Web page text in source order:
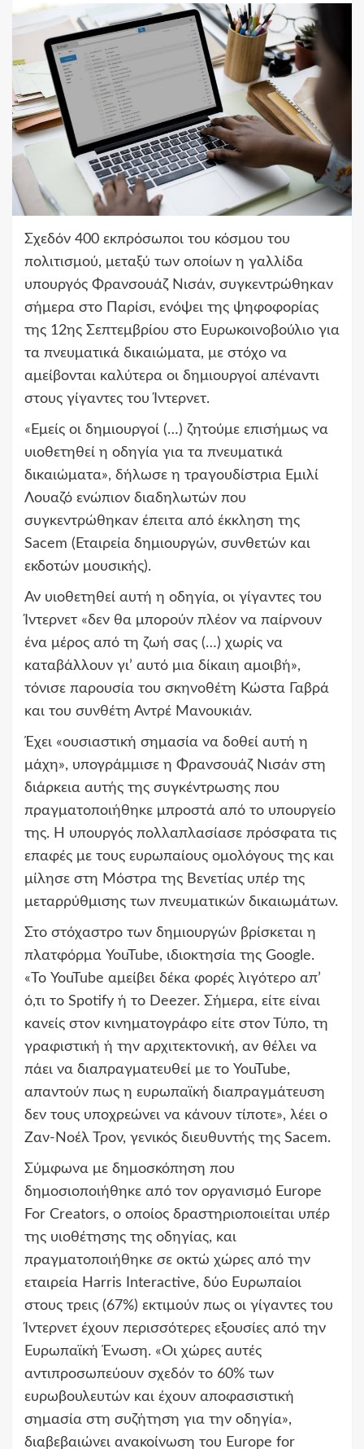
Σχεδόν 400 εκπρόσωποι του κόσμου του
πολιτισμού, μεταξύ των οποίων η γαλλίδα
υπουργός Φρανσουάζ Νισάν, συγκεντρώθηκαν
σήμερα στο Παρίσι, ενόψει της ψηφοφορίας
της 12ης Σεπτεμβρίου στο Ευρωκοινοβούλιο για
τα πνευματικά δικαιώματα, με στόχο να
αμείβονται καλύτερα οι δημιουργοί απέναντι
στους γίγαντες του Ίντερνετ.
«Εμείς οι δημιουργοί (…) ζητούμε επισήμως να
υιοθετηθεί η οδηγία για τα πνευματικά
δικαιώματα», δήλωσε η τραγουδίστρια Εμιλί
Λουαζό ενώπιον διαδηλωτών που
συγκεντρώθηκαν έπειτα από έκκληση της
Sacem (Εταιρεία δημιουργών, συνθετών και
εκδοτών μουσικής).
Αν υιοθετηθεί αυτή η οδηγία, οι γίγαντες του
Ίντερνετ «δεν θα μπορούν πλέον να παίρνουν
ένα μέρος από τη ζωή σας (…) χωρίς να
καταβάλλουν γι’ αυτό μια δίκαιη αμοιβή»,
τόνισε παρουσία του σκηνοθέτη Κώστα Γαβρά
και του συνθέτη Αντρέ Μανουκιάν.
Έχει «ουσιαστική σημασία να δοθεί αυτή η
μάχη», υπογράμμισε η Φρανσουάζ Νισάν στη
διάρκεια αυτής της συγκέντρωσης που
πραγματοποιήθηκε μπροστά από το υπουργείο
της. Η υπουργός πολλαπλασίασε πρόσφατα τις
επαφές με τους ευρωπαίους ομολόγους της και
μίλησε στη Μόστρα της Βενετίας υπέρ της
μεταρρύθμισης των πνευματικών δικαιωμάτων.
Στο στόχαστρο των δημιουργών βρίσκεται η
πλατφόρμα YouTube, ιδιοκτησία της Google.
«Το YouTube αμείβει δέκα φορές λιγότερο απ’
ό,τι το Spotify ή το Deezer. Σήμερα, είτε είναι
κανείς στον κινηματογράφο είτε στον Τύπο, τη
γραφιστική ή την αρχιτεκτονική, αν θέλει να
πάει να διαπραγματευθεί με το YouTube,
απαντούν πως η ευρωπαϊκή διαπραγμάτευση
δεν τους υποχρεώνει να κάνουν τίποτε», λέει ο
Ζαν-Νοέλ Τρον, γενικός διευθυντής της Sacem.
Σύμφωνα με δημοσκόπηση που
δημοσιοποιήθηκε από τον οργανισμό Europe
For Creators, ο οποίος δραστηριοποιείται υπέρ
της υιοθέτησης της οδηγίας, και
πραγματοποιήθηκε σε οκτώ χώρες από την
εταιρεία Harris Interactive, δύο Ευρωπαίοι
στους τρεις (67%) εκτιμούν πως οι γίγαντες του
Ίντερνετ έχουν περισσότερες εξουσίες από την
Ευρωπαϊκή Ένωση. «Οι χώρες αυτές
αντιπροσωπεύουν σχεδόν το 60% των
ευρωβουλευτών και έχουν αποφασιστική
σημασία στη συζήτηση για την οδηγία»,
διαβεβαιώνει ανακοίνωση του Europe for